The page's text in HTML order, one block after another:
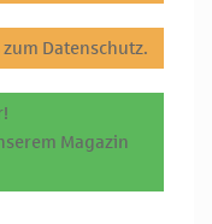
Datenschutz.
Magazin